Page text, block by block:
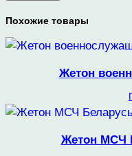
Похожие товары
Жетон
Жетон МСЧ